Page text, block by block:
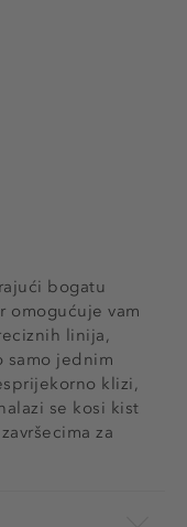
bogatu
omogućuje vam
linija,
samo jednim
klizi,
se kosi kist
za